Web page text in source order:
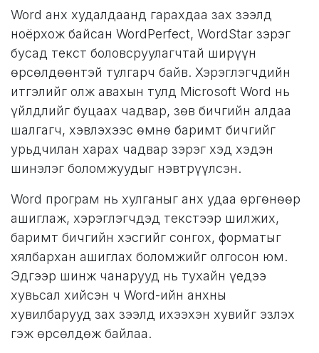
Word анх худалдаанд гарахдаа зах зээлд
ноёрхож байсан WordPerfect, WordStar зэрэг
бусад текст боловсруулагчтай ширүүн
өрсөлдөөнтэй тулгарч байв. Хэрэглэгчдийн
итгэлийг олж авахын тулд Microsoft Word нь
үйлдлийг буцаах чадвар, зөв ​​бичгийн алдаа
шалгагч, хэвлэхээс өмнө баримт бичгийг
урьдчилан харах чадвар зэрэг хэд хэдэн
шинэлэг боломжуудыг нэвтрүүлсэн.
Word програм нь хулганыг анх удаа өргөнөөр
ашиглаж, хэрэглэгчдэд текстээр шилжих,
баримт бичгийн хэсгийг сонгох, форматыг
хялбархан ашиглах боломжийг олгосон юм.
Эдгээр шинж чанарууд нь тухайн үедээ
хувьсал хийсэн ч Word-ийн анхны
хувилбарууд зах зээлд ихээхэн хувийг эзлэх
гэж өрсөлдөж байлаа.